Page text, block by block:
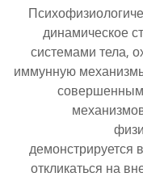
динамическое
системами тела,
иммунную
демонстрируется
откликаться на